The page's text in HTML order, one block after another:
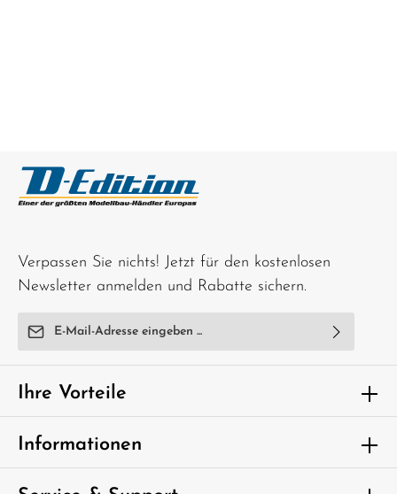
Verpassen Sie nichts! Jetzt für den kostenlosen
Newsletter anmelden und Rabatte sichern.
E-Mail-Adresse*
Ich habe dieDatenschutzbestimmungenzur Kenntnis
genommen und die
einverstanden.
Um weiterzugehen, geben Sie die oben
abgebildeten Zeichen ein*
Ihre Vorteile
Informationen